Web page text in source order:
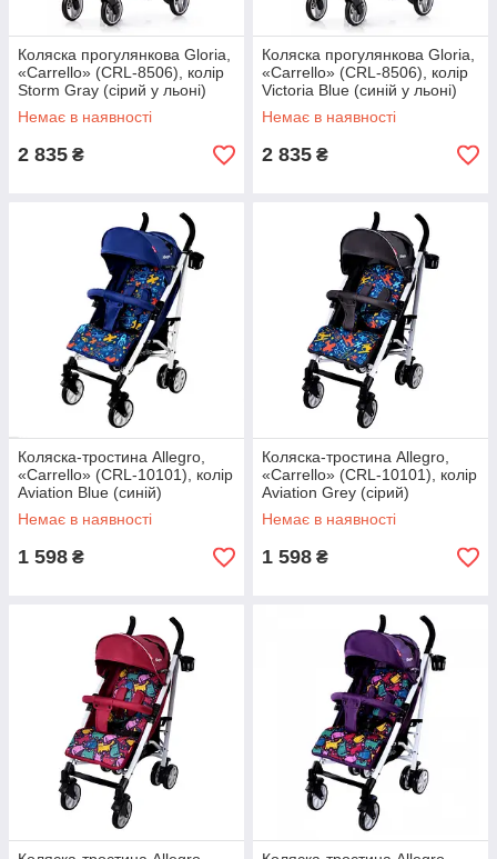
Коляска прогулянкова Gloria,
«Carrello» (CRL-8506), колір
Storm Gray (сірий у льоні)
Немає в наявності
2 835 ₴
Коляска прогулянкова Gloria,
«Carrello» (CRL-8506), колір
Victoria Blue (синій у льоні)
Немає в наявності
2 835 ₴
Коляска-тростина Allegro,
«Carrello» (CRL-10101), колір
Aviation Blue (синій)
Немає в наявності
1 598 ₴
Коляска-тростина Allegro,
«Carrello» (CRL-10101), колір
Aviation Grey (сірий)
Немає в наявності
1 598 ₴